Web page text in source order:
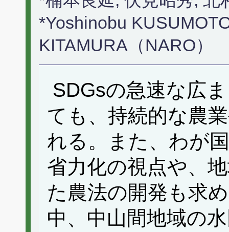
*Yoshinobu
KITAMURA（NARO）
SDGsの急速な広
ても、持続的な農
れる。また、わが
省力化の視点や、
た農法の開発も求
中、中山間地域の